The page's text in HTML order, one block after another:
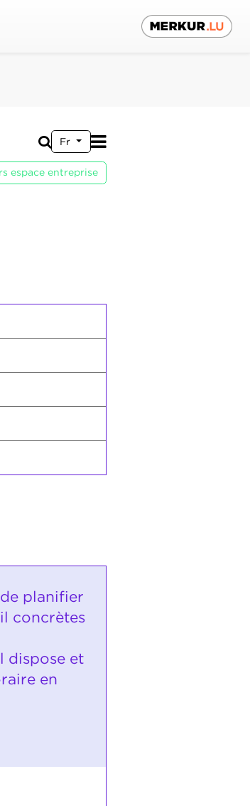
Fr
espace entreprise
planifier
concrètes
dispose et
en